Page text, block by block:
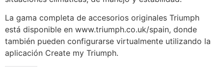
La gama completa de accesorios originales Triumph
está disponible en www.triumph.co.uk/spain, donde
también pueden configurarse virtualmente utilizando la
aplicación Create my Triumph.